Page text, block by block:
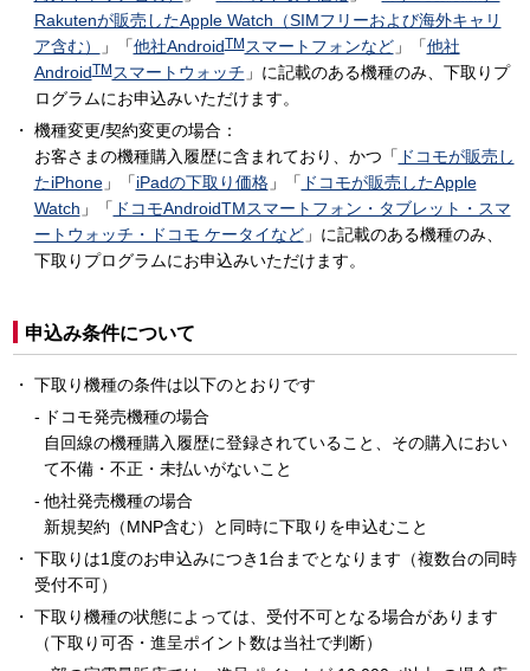
Rakutenが販売したApple Watch（SIMフリーおよび海外キャリ
ア含む）
」「他社AndroidTMスマートフォンなど」「他社
AndroidTMスマートウォッチ 」に記載のある機種のみ、下取りプ
ログラムにお申込みいただけます。
機種変更/契約変更の場合：
お客さまの機種購入履歴に含まれており、かつ「 ドコモが販売し
たiPhone」「iPadの下取り価格」「 ドコモが販売したApple
Watch 」「 ドコモAndroidTMスマートフォン・タブレット・スマ
ートウォッチ・ドコモ ケータイなど」に記載のある機種のみ、
下取りプログラムにお申込みいただけます。
申込み条件について
下取り機種の条件は以下のとおりです
ドコモ発売機種の場合
自回線の機種購入履歴に登録されていること、その購入におい
て不備・不正・未払いがないこと
他社発売機種の場合
新規契約（MNP含む）と同時に下取りを申込むこと
下取りは1度のお申込みにつき1台までとなります（複数台の同時
受付不可）
下取り機種の状態によっては、受付不可となる場合があります
（下取り可否・進呈ポイント数は当社で判断）